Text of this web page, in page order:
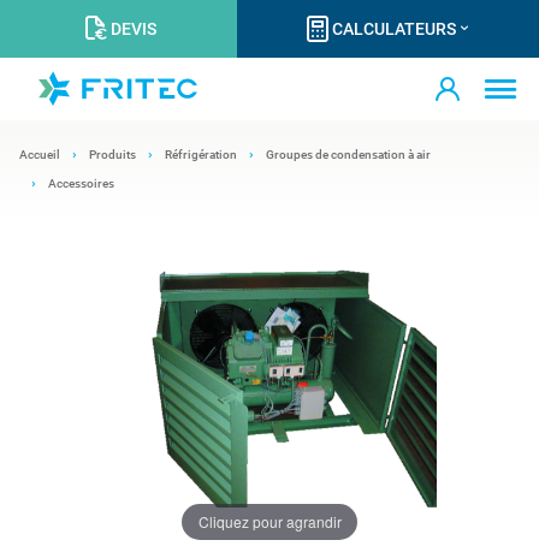
DEVIS CALCULATEURS
Accueil Produits Réfrigération Groupes de condensation à air
Accessoires
Cliquez pour agrandir